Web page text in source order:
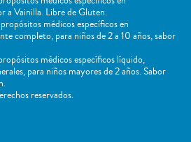
a Vainilla. Libre de Gluten.
médicos específicos en
completo, para niños de 2 a 10 años, sabor
médicos específicos líquido,
para niños mayores de 2 años. Sabor
reservados.